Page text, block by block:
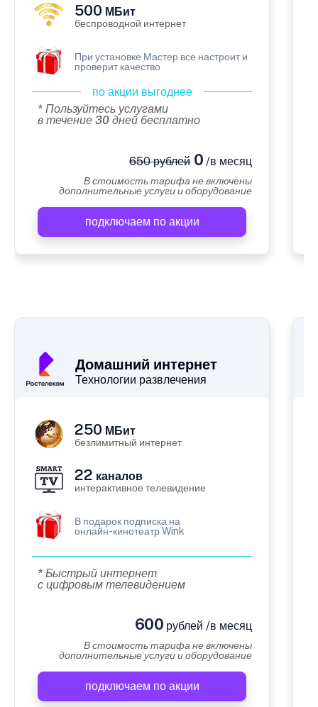
500 МБит
беспроводной интернет
При установке Мастер все настроит и
проверит качество
по акции выгоднее
* Пользуйтесь услугами
в течение 30 дней бесплатно
650 рублей0 /в месяц
В стоимость тарифа не включены
дополнительные услуги и оборудование
подключаем по акции
Домашний интернет
Технологии развлечения
250 МБит
безлимитный интернет
22 каналов
интерактивное телевидение
В подарок подписка на
онлайн-кинотеатр Wink
* Быстрый интернет
с цифровым телевидением
600 рублей /в месяц
В стоимость тарифа не включены
дополнительные услуги и оборудование
подключаем по акции